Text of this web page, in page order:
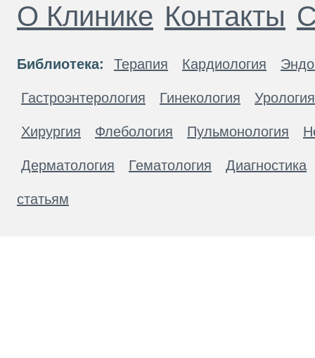
О Клинике Контакты
Библиотека: Терапия Кардиология
Гастроэнтерология Гинекология Урология
Хирургия Флебология Пульмонология
Дерматология Гематология Диагностика
статьям